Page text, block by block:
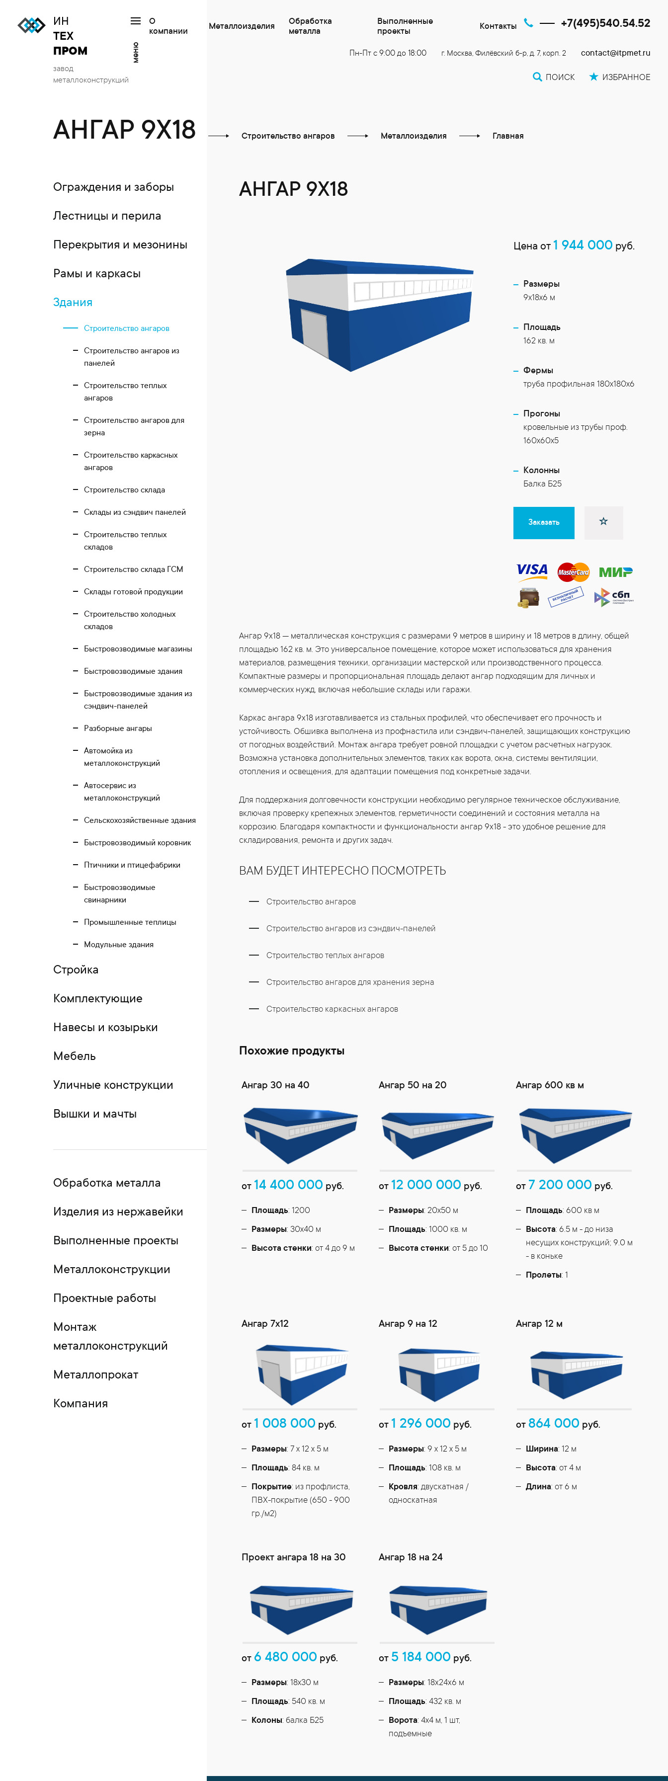
ИН
ТЕХ
ПРОМ
завод
металлоконструкций
меню
О
компании
Металлоизделия
Обработка
металла
Выполненные
проекты
Контакты +7(495)540.54.52
Пн-Пт с 9:00 до 18:00 г. Москва, Филёвский б-р, д. 7, корп. 2 contact@itpmet.ru
ПОИСК ИЗБРАННОЕ
АНГАР 9Х18 Строительство ангаров Металлоизделия Главная
Ограждения и заборы
Лестницы и перила
Перекрытия и мезонины
Рамы и каркасы
Здания
Строительство ангаров
Строительство ангаров из
панелей
Строительство теплых
ангаров
Строительство ангаров для
зерна
Строительство каркасных
ангаров
Строительство склада
Склады из сэндвич панелей
Строительство теплых
складов
Строительство склада ГСМ
Склады готовой продукции
Строительство холодных
складов
Быстровозводимые магазины
Быстровозводимые здания
Быстровозводимые здания из
сэндвич-панелей
Разборные ангары
Автомойка из
металлоконструкций
Автосервис из
металлоконструкций
Сельскохозяйственные здания
Быстровозводимый коровник
Птичники и птицефабрики
Быстровозводимые
свинарники
Промышленные теплицы
Модульные здания
Стройка
Комплектующие
Навесы и козырьки
Мебель
Уличные конструкции
Вышки и мачты
Обработка металла
Изделия из нержавейки
Выполненные проекты
Металлоконструкции
Проектные работы
Монтаж
металлоконструкций
Металлопрокат
Компания
АНГАР 9Х18
Цена от 1 944 000 руб.
Размеры
9х18х6 м
Площадь
162 кв. м
Фермы
труба профильная 180х180х6
Прогоны
кровельные из трубы проф.
160х60х5
Колонны
Балка Б25
Заказать
Ангар 9x18 — металлическая конструкция с размерами 9 метров в ширину и 18 метров в длину, общей
площадью 162 кв. м. Это универсальное помещение, которое может использоваться для хранения
материалов, размещения техники, организации мастерской или производственного процесса.
Компактные размеры и пропорциональная площадь делают ангар подходящим для личных и
коммерческих нужд, включая небольшие склады или гаражи.
Каркас ангара 9x18 изготавливается из стальных профилей, что обеспечивает его прочность и
устойчивость. Обшивка выполнена из профнастила или сэндвич-панелей, защищающих конструкцию
от погодных воздействий. Монтаж ангара требует ровной площадки с учетом расчетных нагрузок.
Возможна установка дополнительных элементов, таких как ворота, окна, системы вентиляции,
отопления и освещения, для адаптации помещения под конкретные задачи.
Для поддержания долговечности конструкции необходимо регулярное техническое обслуживание,
включая проверку крепежных элементов, герметичности соединений и состояния металла на
коррозию. Благодаря компактности и функциональности ангар 9x18 - это удобное решение для
складирования, ремонта и других задач.
ВАМ БУДЕТ ИНТЕРЕСНО ПОСМОТРЕТЬ
Строительство ангаров
Строительство ангаров из сэндвич-панелей
Строительство теплых ангаров
Строительство ангаров для хранения зерна
Строительство каркасных ангаров
Похожие продукты
Ангар 30 на 40
от 14 400 000 руб.
Площадь: 1200
Размеры: 30х40 м
Высота стенки: от 4 до 9 м
Ангар 50 на 20
от 12 000 000 руб.
Размеры: 20х50 м
Площадь: 1000 кв. м
Высота стенки: от 5 до 10
Ангар 600 кв м
от 7 200 000 руб.
Площадь: 600 кв м
Высота: 6.5 м - до низа
несущих конструкций; 9.0 м
- в коньке
Пролеты: 1
Ангар 7х12
от 1 008 000 руб.
Размеры: 7 х 12 х 5 м
Площадь: 84 кв. м
Покрытие: из профлиста,
ПВХ-покрытие (650 - 900
гр./м2)
Ангар 9 на 12
от 1 296 000 руб.
Размеры: 9 х 12 х 5 м
Площадь: 108 кв. м
Кровля: двускатная /
односкатная
Ангар 12 м
от 864 000 руб.
Ширина: 12 м
Высота: от 4 м
Длина: от 6 м
Проект ангара 18 на 30
от 6 480 000 руб.
Размеры: 18х30 м
Площадь: 540 кв. м
Колоны: балка Б25
Ангар 18 на 24
от 5 184 000 руб.
Размеры: 18x24x6 м
Площадь: 432 кв. м
Ворота: 4х4 м, 1 шт,
подъемные